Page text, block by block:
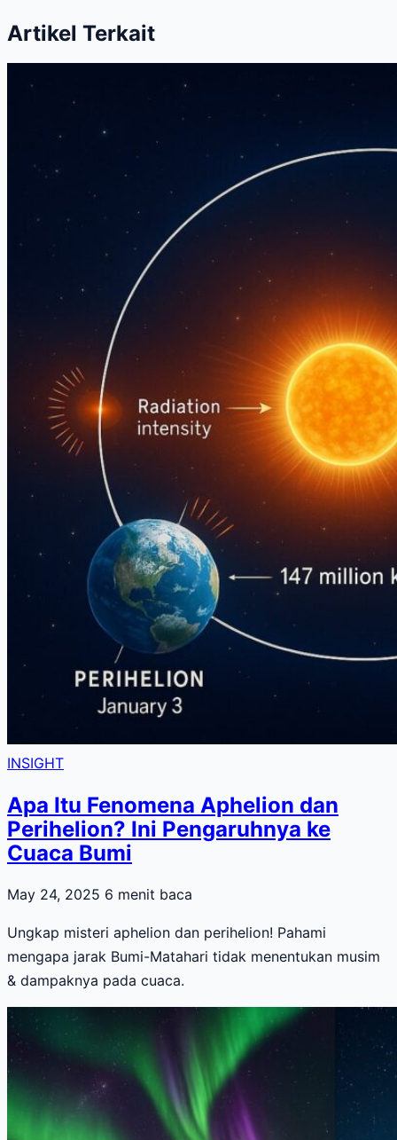
Artikel Terkait
INSIGHT
Apa Itu Fenomena Aphelion dan
Perihelion? Ini Pengaruhnya ke
Cuaca Bumi
May 24, 2025 6 menit baca
Ungkap misteri aphelion dan perihelion! Pahami
mengapa jarak Bumi-Matahari tidak menentukan musim
& dampaknya pada cuaca.